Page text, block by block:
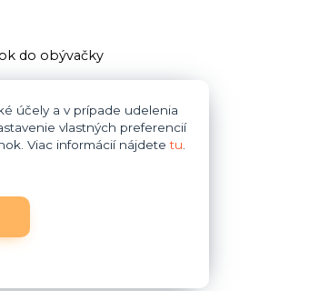
do obývačky
kúpeľne dajte
do obývačky
účely a v prípade udelenia
vlastných preferencií
Viac informácií nájdetetu